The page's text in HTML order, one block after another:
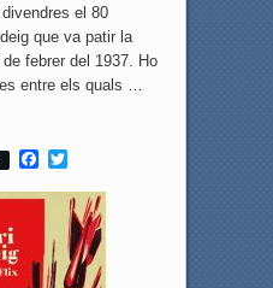
el 80
que va patir la
febrer del 1937. Ho
entre els quals …
F
c
o
o
T
i
t
t
e
r